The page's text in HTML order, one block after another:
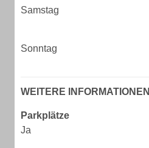
Samstag
Sonntag
WEITERE INFORMATIONEN
Parkplätze
Ja